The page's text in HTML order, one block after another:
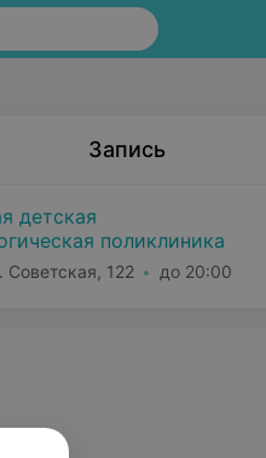
Запись
детская
поликлиника
122 до 20:00